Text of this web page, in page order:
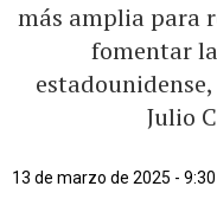
más amplia para
fomentar
Julio
13 de marzo de 2025 - 9:30